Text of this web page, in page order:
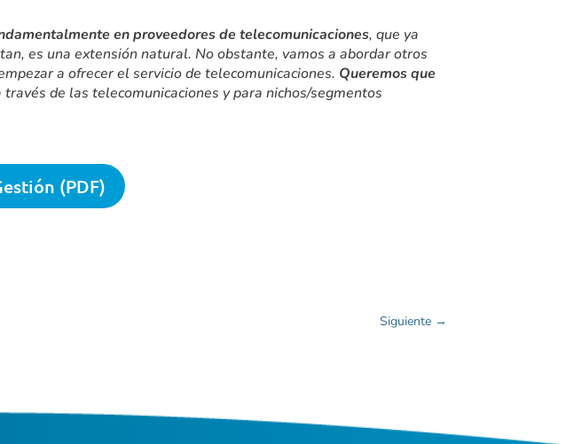
en proveedores de telecomunicaciones, que ya
es una extensión natural. No obstante, vamos a abordar otros
a ofrecer el servicio de telecomunicaciones. Queremos que
través de las telecomunicaciones y para nichos/segmentos
(PDF)
Siguiente→